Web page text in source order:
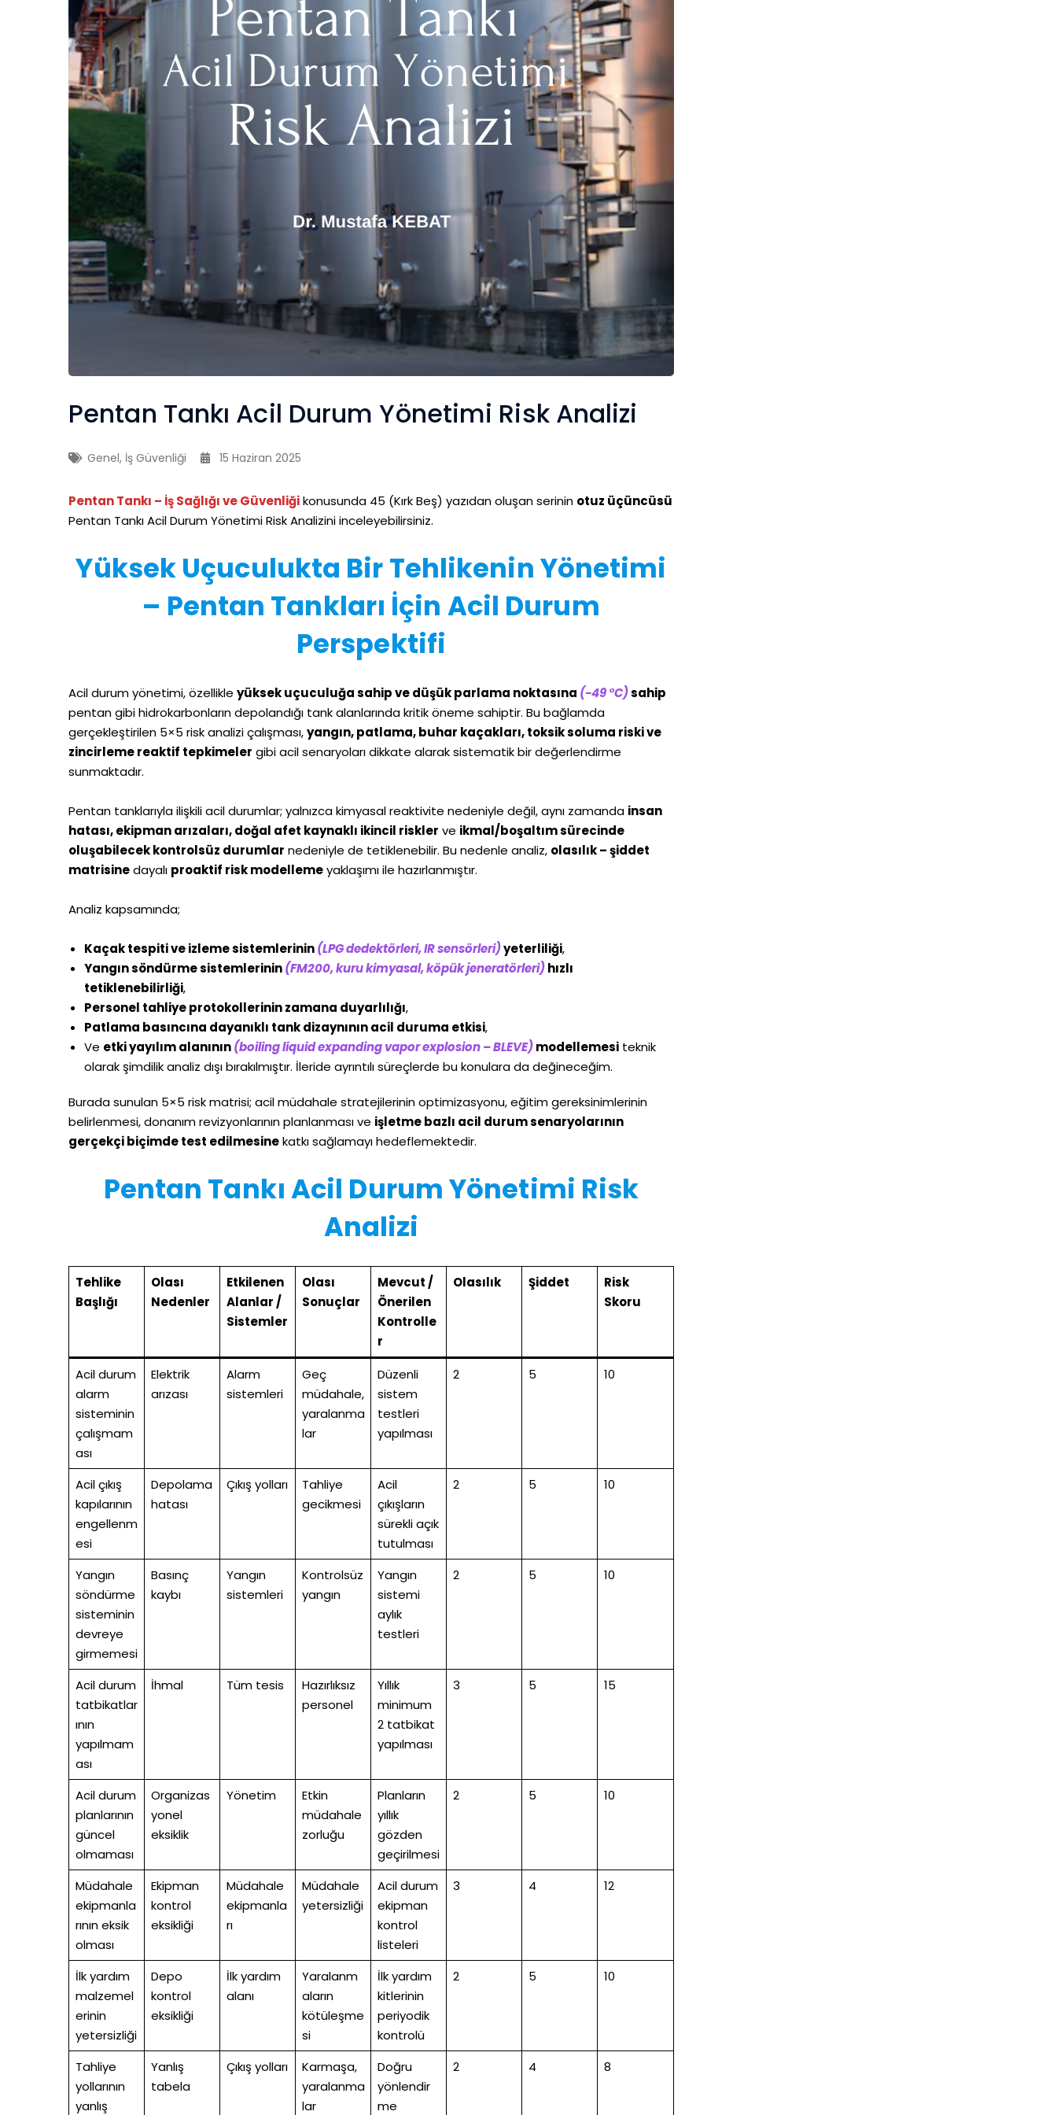
Pentan Tankı Acil Durum Yönetimi Risk Analizi
Genel, İş Güvenliği 15 Haziran 2025
Pentan Tankı – İş Sağlığı ve Güvenliğikonusunda 45 (Kırk Beş) yazıdan oluşan serinin otuz üçüncüsü
Pentan Tankı Acil Durum Yönetimi Risk Analizini inceleyebilirsiniz.
Yüksek Uçuculukta Bir Tehlikenin Yönetimi
– Pentan Tankları İçin Acil Durum
Perspektifi
Acil durum yönetimi, özellikle yüksek uçuculuğa sahip ve düşük parlama noktasına (−49 °C)sahip
pentan gibi hidrokarbonların depolandığı tank alanlarında kritik öneme sahiptir. Bu bağlamda
gerçekleştirilen 5×5 risk analizi çalışması,yangın, patlama, buhar kaçakları, toksik soluma riski ve
zincirleme reaktif tepkimeler gibi acil senaryoları dikkate alarak sistematik bir değerlendirme
sunmaktadır.
Pentan tanklarıyla ilişkili acil durumlar; yalnızca kimyasal reaktivite nedeniyle değil, aynı zamanda insan
hatası, ekipman arızaları, doğal afet kaynaklı ikincil riskler ve ikmal/boşaltım sürecinde
oluşabilecek kontrolsüz durumlar nedeniyle de tetiklenebilir. Bu nedenle analiz, olasılık – şiddet
matrisinedayalı proaktif risk modellemeyaklaşımı ile hazırlanmıştır.
Analiz kapsamında;
Kaçak tespiti ve izleme sistemlerinin(LPG dedektörleri, IR sensörleri)yeterliliği,
Yangın söndürme sistemlerinin(FM200, kuru kimyasal, köpük jeneratörleri)hızlı
tetiklenebilirliği,
Personel tahliye protokollerinin zamana duyarlılığı,
Patlama basıncına dayanıklı tank dizaynının acil duruma etkisi,
Ve etki yayılım alanının(boiling liquid expanding vapor explosion – BLEVE)modellemesi teknik
olarak şimdilik analiz dışı bırakılmıştır. İleride ayrıntılı süreçlerde bu konulara da değineceğim.
Burada sunulan 5×5 risk matrisi; acil müdahale stratejilerinin optimizasyonu, eğitim gereksinimlerinin
belirlenmesi, donanım revizyonlarının planlanması ve işletme bazlı acil durum senaryolarının
gerçekçi biçimde test edilmesinekatkı sağlamayı hedeflemektedir.
Pentan Tankı Acil Durum Yönetimi Risk
Analizi
Tehlike
Başlığı
Olası
Nedenler
Etkilenen
Alanlar /
Sistemler
Olası
Sonuçlar
Mevcut /
Önerilen
Kontrolle
r
Olasılık Şiddet
Risk
Skoru
Acil durum
alarm
sisteminin
çalışmam
ası
Elektrik
arızası
Alarm
sistemleri
Geç
müdahale,
yaralanma
lar
Düzenli
sistem
testleri
yapılması
2 5 10
Acil çıkış
kapılarının
engellenm
esi
Depolama
hatası
Çıkış yolları
Tahliye
gecikmesi
Acil
çıkışların
sürekli açık
tutulması
2 5 10
Yangın
söndürme
sisteminin
devreye
girmemesi
Basınç
kaybı
Yangın
sistemleri
Kontrolsüz
yangın
Yangın
sistemi
aylık
testleri
2 5 10
Acil durum
tatbikatlar
ının
yapılmam
ası
İhmal Tüm tesis
Hazırlıksız
personel
Yıllık
minimum
2 tatbikat
yapılması
3 5 15
Acil durum
planlarının
güncel
olmaması
Organizas
yonel
eksiklik
Yönetim
Etkin
müdahale
zorluğu
Planların
yıllık
gözden
geçirilmesi
2 5 10
Müdahale
ekipmanla
rının eksik
olması
Ekipman
kontrol
eksikliği
Müdahale
ekipmanla
rı
Müdahale
yetersizliği
Acil durum
ekipman
kontrol
listeleri
3 4 12
İlk yardım
malzemel
erinin
yetersizliği
Depo
kontrol
eksikliği
İlk yardım
alanı
Yaralanm
aların
kötüleşme
si
İlk yardım
kitlerinin
periyodik
kontrolü
2 5 10
Tahliye
yollarının
yanlış
Yanlış
tabela
Çıkış yolları
Karmaşa,
yaralanma
lar
Doğru
yönlendir
me
2 4 8